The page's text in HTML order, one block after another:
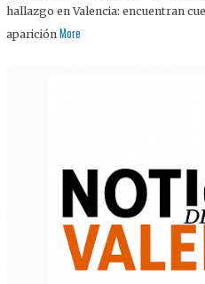
hallazgo en Valencia: encuentran
aparición More